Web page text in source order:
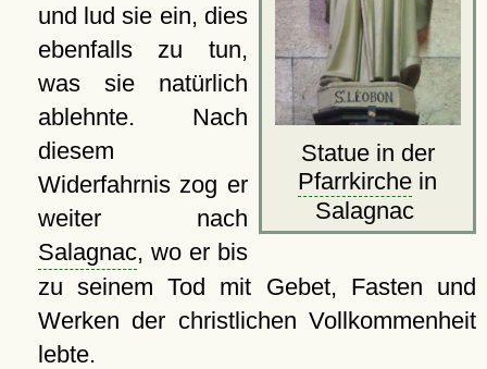
Statue in der
Pfarrkirche in
Salagnac
und lud sie ein, dies
ebenfalls zu tun,
was sie natürlich
ablehnte. Nach
diesem
Widerfahrnis zog er
weiter nach
Salagnac, wo er bis
zu seinem Tod mit Gebet, Fasten und
Werken der christlichen Vollkommenheit
lebte.